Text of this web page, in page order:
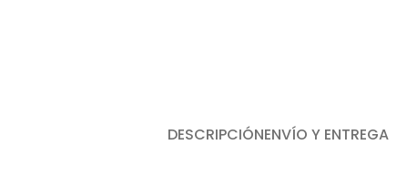
DESCRIPCIÓNENVÍO Y ENTREGA